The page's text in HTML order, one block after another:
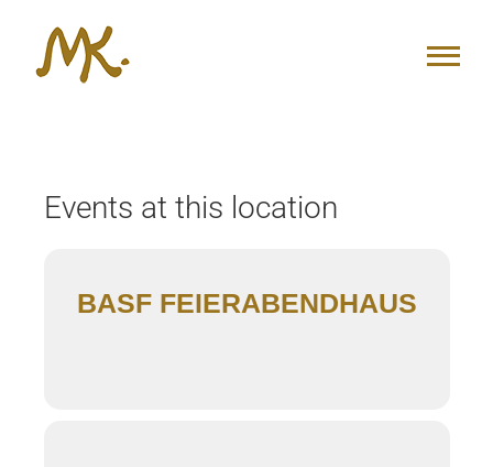
springen
Events at this location
BASF FEIERABENDHAUS